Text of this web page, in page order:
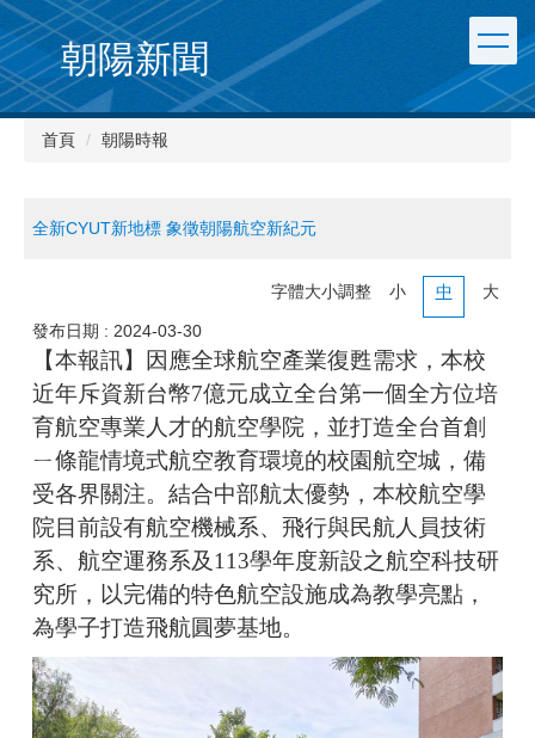
朝陽新聞
首頁 朝陽時報
全新CYUT新地標 象徵朝陽航空新紀元
字體大小調整 小 中 大
發布日期 : 2024-03-30
【本報訊】因應全球航空產業復甦需求，本校
近年斥資新台幣7億元成立全台第一個全方位培
育航空專業人才的航空學院，並打造全台首創
ㄧ條龍情境式航空教育環境的校園航空城，備
受各界關注。結合中部航太優勢，本校航空學
院目前設有航空機械系、飛行與民航人員技術
系、航空運務系及113學年度新設之航空科技研
究所，以完備的特色航空設施成為教學亮點，
為學子打造飛航圓夢基地。